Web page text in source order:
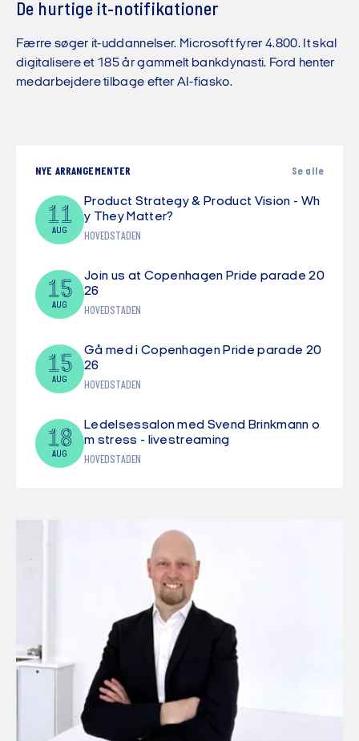
De hurtige it-notifikationer
Færre søger it-uddannelser. Microsoft fyrer 4.800. It skal
digitalisere et 185 år gammelt bankdynasti. Ford henter
medarbejdere tilbage efter AI-fiasko.
NYE ARRANGEMENTER Se alle
11
AUG
Product Strategy & Product Vision - Wh
y They Matter?
HOVEDSTADEN
15
AUG
Join us at Copenhagen Pride parade 20
26
HOVEDSTADEN
15
AUG
Gå med i Copenhagen Pride parade 20
26
HOVEDSTADEN
18
AUG
Ledelsessalon med Svend Brinkmann o
m stress - livestreaming
HOVEDSTADEN